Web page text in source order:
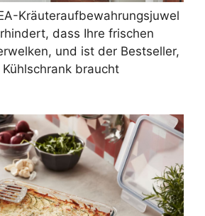
Kräuteraufbewahrungsjuwel
dass Ihre frischen
und ist der Bestseller,
braucht